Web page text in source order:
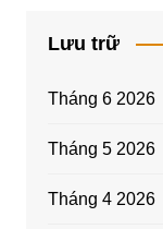
Lưu trữ
Tháng 6 2026
Tháng 5 2026
Tháng 4 2026